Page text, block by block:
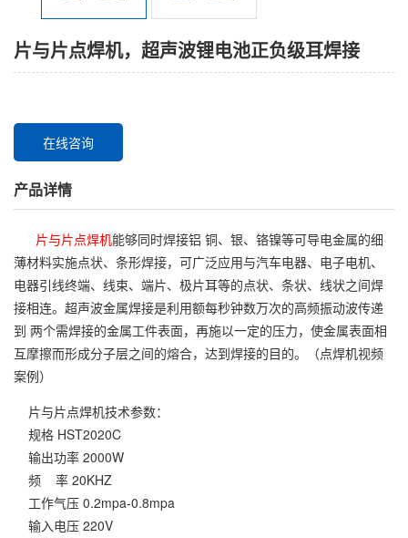
片与片点焊机，超声波锂电池正负级耳焊接
在线咨询
产品详情
片与片点焊机能够同时焊接铝 铜、银、铬镍等可导电金属的细
薄材料实施点状、条形焊接，可广泛应用与汽车电器、电子电机、
电器引线终端、线束、端片、极片耳等的点状、条状、线状之间焊
接相连。超声波金属焊接是利用额每秒钟数万次的高频振动波传递
到 两个需焊接的金属工件表面，再施以一定的压力，使金属表面相
互摩擦而形成分子层之间的熔合，达到焊接的目的。（点焊机视频
案例）
片与片点焊机技术参数：
规格 HST2020C
输出功率 2000W
频 率 20KHZ
工作气压 0.2mpa-0.8mpa
输入电压 220V